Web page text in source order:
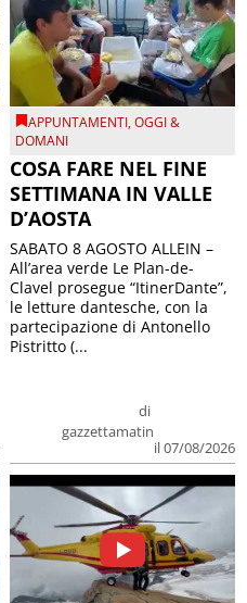
APPUNTAMENTI,OGGI &
DOMANI
COSA FARE NEL FINE
SETTIMANA IN VALLE
D’AOSTA
di
gazzettamatin
il 07/08/2026
SABATO 8 AGOSTO ALLEIN –
All’area verde Le Plan-de-
Clavel prosegue “ItinerDante”,
le letture dantesche, con la
partecipazione di Antonello
Pistritto (...